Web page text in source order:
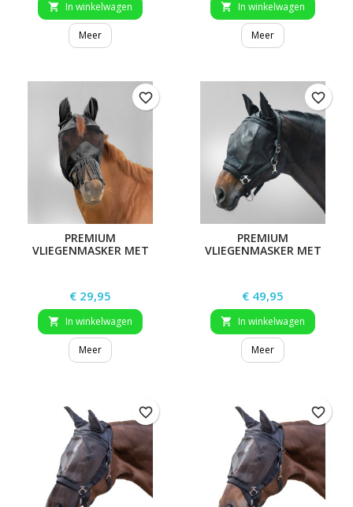
 In winkelwagen
Meer
 In winkelwagen
Meer
PREMIUM
VLIEGENMASKER MET
Prijs
€ 29,95
 In winkelwagen
Meer
favorite_border
PREMIUM
VLIEGENMASKER MET
Prijs
€ 49,95
 In winkelwagen
Meer
favorite_border
favorite_border favorite_border